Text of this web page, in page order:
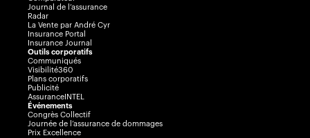
Journal de l’assurance
Radar
La Vente par André Cyr
Insurance Portal
Insurance Journal
Outils corporatifs
Communiqués
Visibilité360
Plans corporatifs
Publicité
AssuranceINTEL
Événements
Congrès Collectif
Journée de l’assurance de dommages
Prix Excellence